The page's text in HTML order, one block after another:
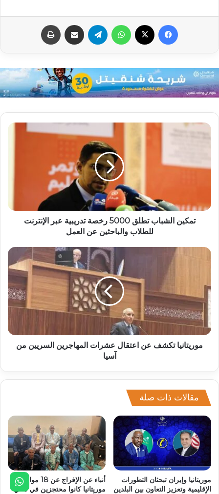
فيسبوك واتساب تيلقرام مشاركة عبر البريد
تمكين الشباب تطلق 5000 رخصة تدريبية عبر الإنترنت
للطلاب والباحثين عن العمل
موريتانيا تكشف عن اعتقال عشرات المهاجرين السريين من
آسيا
مقالات ذات صلة
موريتانيا وإيران تبحثان التطورات
الإقليمية وتعزيز التعاون بين البلدين
أنباء عن الإفراج عن 18 مواطنا
موريتانيا كانوا محتجزين في مالي